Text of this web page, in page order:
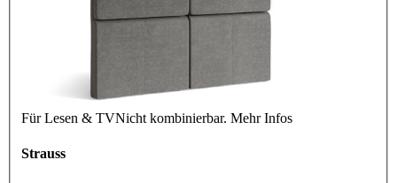
Für Lesen & TVNicht kombinierbar. Mehr Infos
Strauss